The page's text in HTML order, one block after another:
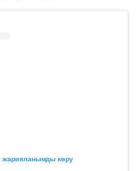
жарияланымды көру